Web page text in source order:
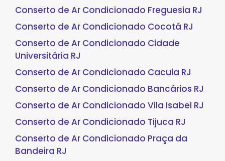
Conserto de Ar Condicionado Freguesia RJ
Conserto de Ar Condicionado Cocotá RJ
Conserto de Ar Condicionado Cidade
Universitária RJ
Conserto de Ar Condicionado Cacuia RJ
Conserto de Ar Condicionado Bancários RJ
Conserto de Ar Condicionado Vila Isabel RJ
Conserto de Ar Condicionado Tijuca RJ
Conserto de Ar Condicionado Praça da
Bandeira RJ